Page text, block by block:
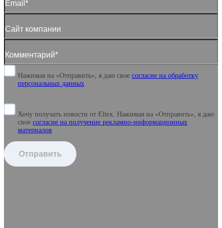
Нажимая на «Отправить», я даю свое согласие на обработку
персональных данных
Хочу получать новости от Eltex. Нажимая на «Отправить», я даю
свое согласие на получение рекламно-информационных
материалов
Отправить